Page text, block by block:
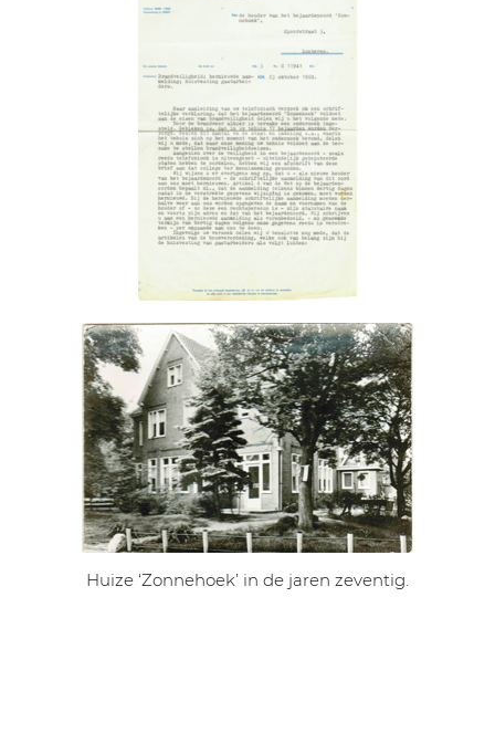
Huize ‘Zonnehoek’ in de jaren zeventig.